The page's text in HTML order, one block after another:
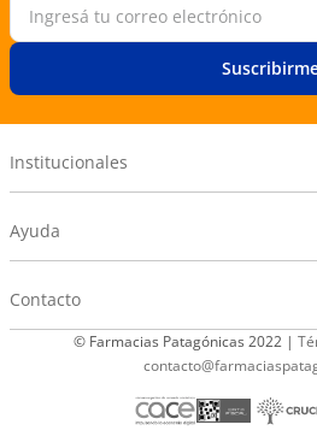
Institucionales
Ayuda
Contacto
© Farmacias Patagónicas 2022 |